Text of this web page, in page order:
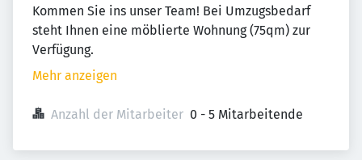
Kommen Sie ins unser Team! Bei Umzugsbedarf
steht Ihnen eine möblierte Wohnung (75qm) zur
Verfügung.
Mehr anzeigen
Anzahl der Mitarbeiter 0 - 5 Mitarbeitende